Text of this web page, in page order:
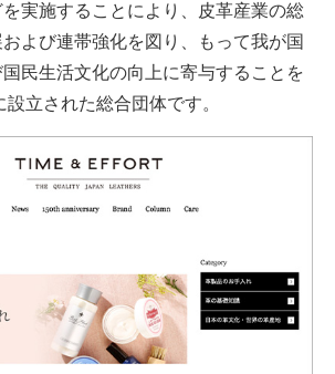
実施することにより、皮革産業の総
よび連帯強化を図り、もって我が国
民生活文化の向上に寄与することを
立された総合団体です。